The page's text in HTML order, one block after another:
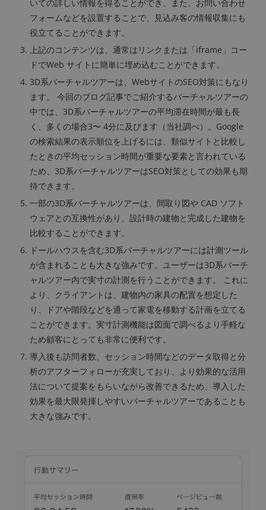
いての詳しい情報を得ることができ、また、お問い合わせ
フォームなどを設置することで、見込み客の情報収集にも
役立てることができます。
上記のコンテンツは、通常はリンクまたは「iframe」コー
ドでWeb サイトに簡単に埋め込むことができます。
3D系バーチャルツアーは、WebサイトのSEO対策にもなり
ます。
今回のブログ記事でご紹介するバーチャルツアーの
中では、3D系バーチャルツアーの平均滞在時間が最も長
く、多くの場合3〜 4分に及びます（当社調べ）。Google
の検索結果の表示順位を上げるには、類似サイトと比較し
たときの平均セッション時間が重要な要素と言われている
ため、3D系バーチャルツアーはSEO対策としての効果も期
待できます。
一部の3D系バーチャルツアーは、間取り図や CAD ソフト
ウェアとの互換性があり、設計時の建物と完成した建物を
比較することができます。
ドールハウスを含む3D系バーチャルツアーには計測ツール
が含まれることも大きな強みです。ユーザーは3D系バーチ
ャルツアー内で実寸の計測を行うことができます。 これに
より、クライアントは、建物内の家具の配置を想定した
り、ドアや階段などを通って家電を移動する計画を立てる
ことができます。実寸計測機能は図面で調べるより手軽な
ため顧客にとっても非常に便利です。
導入後も訪問者数、セッション時間などのデータ取得と分
析のアフターフォローが充実しており、より効果的な活用
法について提案をもらいながら改善できるため、導入した
効果を最大限発揮しやすいバーチャルツアーであることも
大きな強みです。